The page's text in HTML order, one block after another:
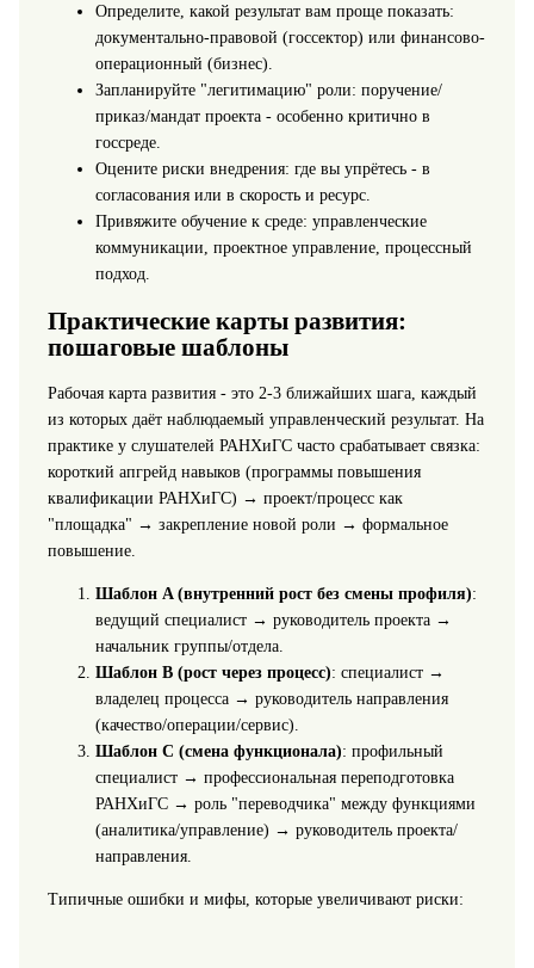
Определите, какой результат вам проще показать:
документально-правовой (госсектор) или финансово-
операционный (бизнес).
Запланируйте "легитимацию" роли: поручение/
приказ/мандат проекта - особенно критично в
госсреде.
Оцените риски внедрения: где вы упрётесь - в
согласования или в скорость и ресурс.
Привяжите обучение к среде: управленческие
коммуникации, проектное управление, процессный
подход.
Практические карты развития:
пошаговые шаблоны
Рабочая карта развития - это 2-3 ближайших шага, каждый
из которых даёт наблюдаемый управленческий результат. На
практике у слушателей РАНХиГС часто срабатывает связка:
короткий апгрейд навыков (программы повышения
квалификации РАНХиГС) → проект/процесс как
"площадка" → закрепление новой роли → формальное
повышение.
Шаблон A (внутренний рост без смены профиля):
ведущий специалист → руководитель проекта →
начальник группы/отдела.
Шаблон B (рост через процесс): специалист →
владелец процесса → руководитель направления
(качество/операции/сервис).
Шаблон C (смена функционала): профильный
специалист → профессиональная переподготовка
РАНХиГС → роль "переводчика" между функциями
(аналитика/управление) → руководитель проекта/
направления.
Типичные ошибки и мифы, которые увеличивают риски: